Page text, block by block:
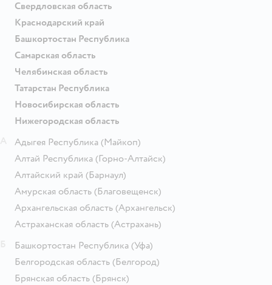
Свердловская область
Краснодарский край
Башкортостан Республика
Самарская область
Челябинская область
Татарстан Республика
Новосибирская область
Нижегородская область
Адыгея Республика (Майкоп)
Алтай Республика (Горно-Алтайск)
Алтайский край (Барнаул)
Амурская область (Благовещенск)
Архангельская область (Архангельск)
Астраханская область (Астрахань)
Башкортостан Республика (Уфа)
Белгородская область (Белгород)
Брянская область (Брянск)